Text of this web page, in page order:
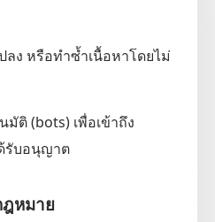
ง หรือทำซ้ำเนื้อหาโดยไม่
ติ (bots) เพื่อเข้าถึง
รับอนุญาต
หมาย